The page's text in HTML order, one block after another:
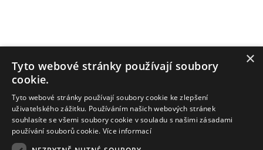
×
Tyto webové stránky používají soubory
cookie.
Tyto webové stránky používají soubory cookie ke zlepšení
uživatelského zážitku. Používáním našich webových stránek
souhlasíte se všemi soubory cookie v souladu s našimi zásadami
používání souborů cookie. Více informací